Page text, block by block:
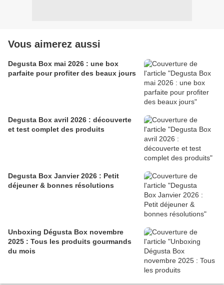
Vous aimerez aussi
Degusta Box mai 2026 : une box
parfaite pour profiter des beaux jours
Degusta Box avril 2026 : découverte
et test complet des produits
Degusta Box Janvier 2026 : Petit
déjeuner & bonnes résolutions
Unboxing Dégusta Box novembre
2025 : Tous les produits gourmands
du mois